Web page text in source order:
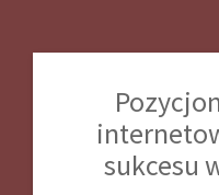
sukcesu